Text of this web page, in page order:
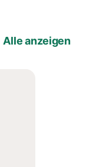
Alle anzeigen